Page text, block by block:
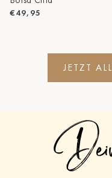
€49,95
JETZT